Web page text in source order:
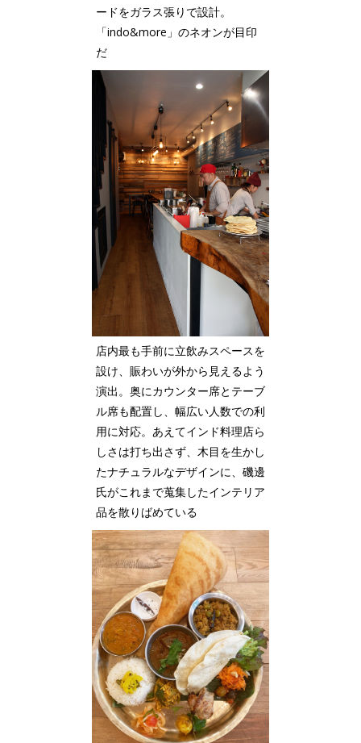
ードをガラス張りで設計。
「indo&more」のネオンが目印
だ
店内最も手前に立飲みスペースを
設け、賑わいが外から見えるよう
演出。奥にカウンター席とテーブ
ル席も配置し、幅広い人数での利
用に対応。あえてインド料理店ら
しさは打ち出さず、木目を生かし
たナチュラルなデザインに、磯邊
氏がこれまで蒐集したインテリア
品を散りばめている